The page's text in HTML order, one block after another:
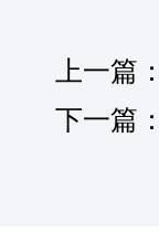
上一篇：
下一篇：